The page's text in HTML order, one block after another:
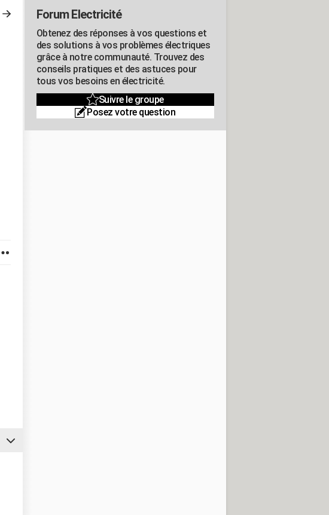
Forum Electricité
Obtenez des réponses à vos questions et
des solutions à vos problèmes électriques
grâce à notre communauté. Trouvez des
conseils pratiques et des astuces pour
tous vos besoins en électricité.
Suivre le groupe
Posez votre question